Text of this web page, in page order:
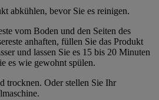
abkühlen, bevor Sie es reinigen.
vom Boden und den Seiten des
anhaften, füllen Sie das Produkt
und lassen Sie es 15 bis 20 Minuten
es wie gewohnt spülen.
trocknen. Oder stellen Sie Ihr